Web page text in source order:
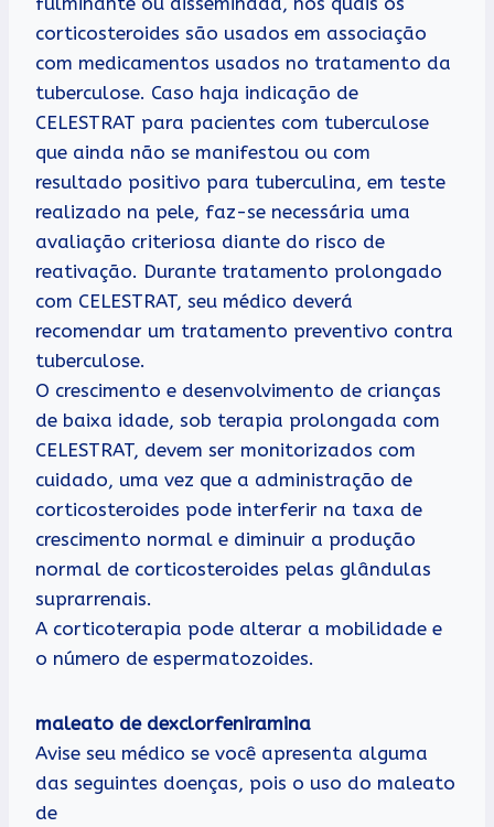
corticosteroides são usados em associação
com medicamentos usados no tratamento da
tuberculose. Caso haja indicação de
CELESTRAT para pacientes com tuberculose
que ainda não se manifestou ou com
resultado positivo para tuberculina, em teste
realizado na pele, faz-se necessária uma
avaliação criteriosa diante do risco de
reativação. Durante tratamento prolongado
com CELESTRAT, seu médico deverá
recomendar um tratamento preventivo contra
tuberculose.
O crescimento e desenvolvimento de crianças
de baixa idade, sob terapia prolongada com
CELESTRAT, devem ser monitorizados com
cuidado, uma vez que a administração de
corticosteroides pode interferir na taxa de
crescimento normal e diminuir a produção
normal de corticosteroides pelas glândulas
suprarrenais.
A corticoterapia pode alterar a mobilidade e
o número de espermatozoides.
maleato de dexclorfeniramina
Avise seu médico se você apresenta alguma
das seguintes doenças, pois o uso do maleato
de